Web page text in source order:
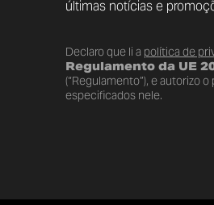
últimas notícias e
Declaro que li a política de
Regulamento da UE
(“Regulamento”), e autorizo
especificados nele.